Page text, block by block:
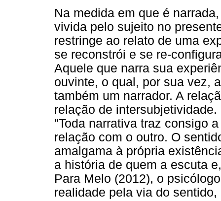
Na medida em que é
vivida pelo sujeito no
restringe ao relato de uma
se reconstrói e se re-
Aquele que narra sua
ouvinte, o qual, por sua vez,
também um narrador. A
relação de
"Toda narrativa traz consigo
relação com o outro. O
amalgama à própria
a história de quem a escuta
Para Melo (2012), o
realidade pela via do